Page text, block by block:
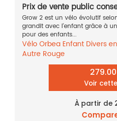
Prix de vente public
Grow 2 est un vélo évolutif
grandit avec l'enfant grâce à
pour des enfants...
VéloOrbea Enfant Divers
Autre Rouge
Voir
À partir de